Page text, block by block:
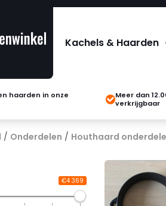
Kachels & Haarden
haarden in onze
Meer dan
verkrijgbaar
/ Onderdelen / Houthaard
€4 369